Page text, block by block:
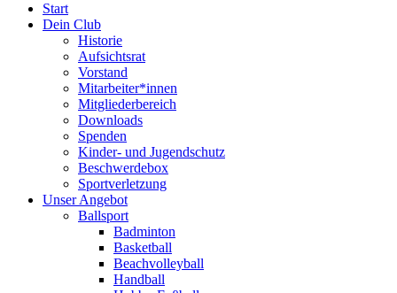
Start
Dein Club
Historie
Aufsichtsrat
Vorstand
Mitarbeiter*innen
Mitgliederbereich
Downloads
Spenden
Kinder- und Jugendschutz
Beschwerdebox
Sportverletzung
Unser Angebot
Ballsport
Badminton
Basketball
Beachvolleyball
Handball